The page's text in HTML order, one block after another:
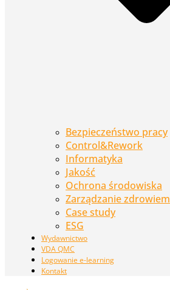
Bezpieczeństwo pracy
Control&Rework
Informatyka
Jakość
Ochrona środowiska
Zarządzanie zdrowiem
Case study
ESG
Wydawnictwo
VDA QMC
Logowanie e-learning
Kontakt